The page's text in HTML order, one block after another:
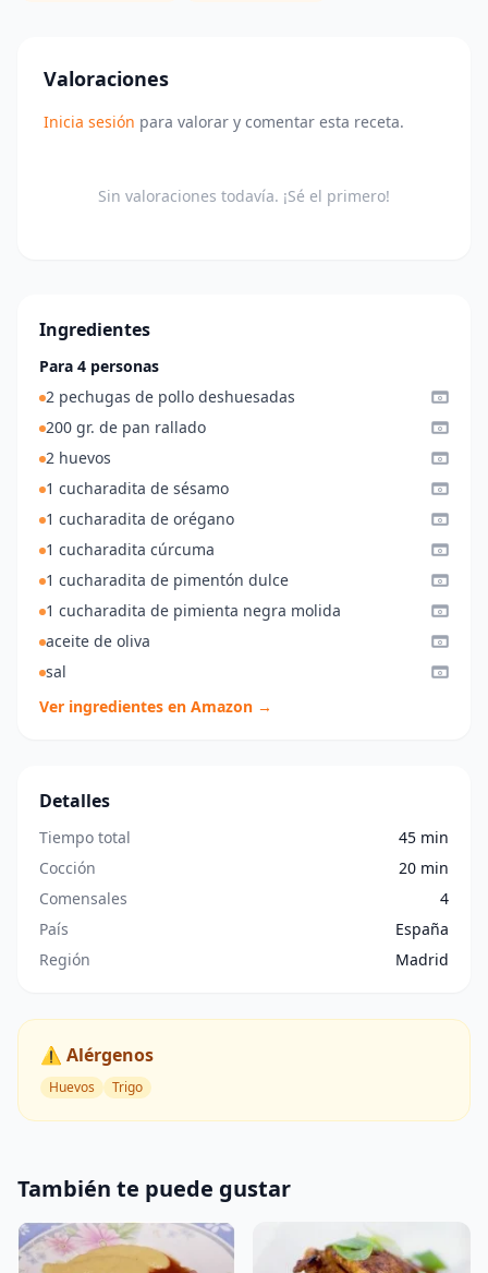
Valoraciones
Inicia sesión para valorar y comentar esta receta.
Sin valoraciones todavía. ¡Sé el primero!
Ingredientes
Para 4 personas
2 pechugas de pollo deshuesadas
200 gr. de pan rallado
2 huevos
1 cucharadita de sésamo
1 cucharadita de orégano
1 cucharadita cúrcuma
1 cucharadita de pimentón dulce
1 cucharadita de pimienta negra molida
aceite de oliva
sal
Ver ingredientes en Amazon →
Detalles
Tiempo total
45 min
Cocción
20 min
Comensales
4
País
España
Región
Madrid
⚠️ Alérgenos
Huevos Trigo
También te puede gustar